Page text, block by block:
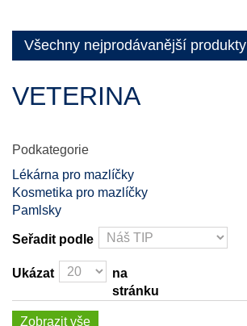
Všechny nejprodávanější produkty
VETERINA
Podkategorie
Lékárna pro mazlíčky
Kosmetika pro mazlíčky
Pamlsky
Seřadit podle
Ukázat
na
stránku
Zobrazit vše